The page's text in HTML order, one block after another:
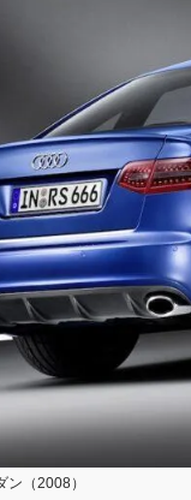
ン（2008）